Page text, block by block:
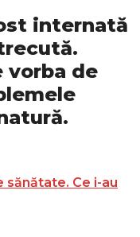
internată
vorba de